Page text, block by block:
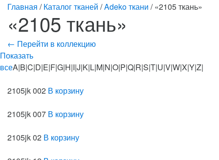
Главная /Каталог тканей /Adeko ткани / «2105 ткань»
«2105 ткань»
← Перейти в коллекцию
Показать
всеA|B|C|D|E|F|G|H|I|J|K|L|M|N|O|P|Q|R|S|T|U|V|W|X|Y|Z|
2105jk 002 В корзину
2105jk 007 В корзину
2105jk 02 В корзину